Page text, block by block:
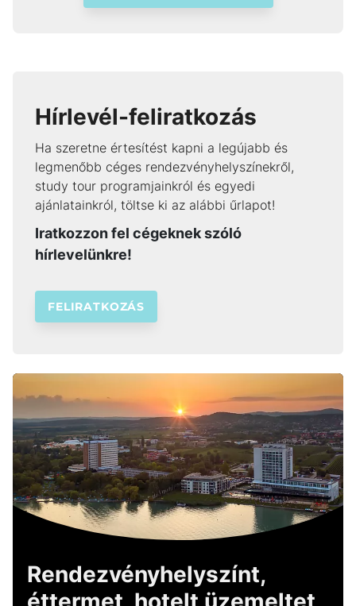
Hírlevél-feliratkozás
Ha szeretne értesítést kapni a legújabb és
legmenőbb céges rendezvényhelyszínekről,
study tour programjainkról és egyedi
ajánlatainkról, töltse ki az alábbi űrlapot!
Iratkozzon fel cégeknek szóló
hírlevelünkre!
FELIRATKOZÁS
Rendezvényhelyszínt,